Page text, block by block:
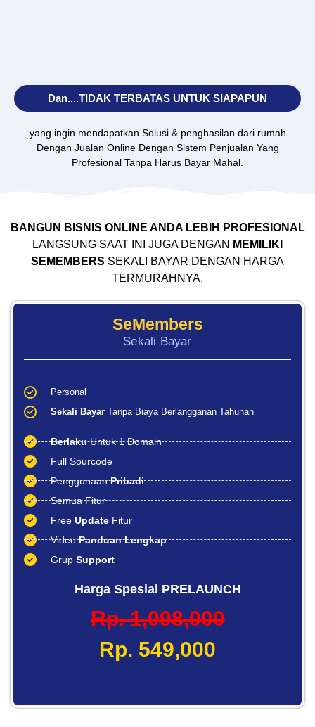
Dan....TIDAK TERBATAS UNTUK SIAPAPUN
yang ingin mendapatkan Solusi & penghasilan dari rumah
Dengan Jualan Online Dengan Sistem Penjualan Yang
Profesional Tanpa Harus Bayar Mahal.
BANGUN BISNIS ONLINE ANDA LEBIH PROFESIONAL
LANGSUNG SAAT INI JUGA DENGAN MEMILIKI
SEMEMBERS SEKALI BAYAR DENGAN HARGA
TERMURAHNYA.
SeMembers
Sekali Bayar
Personal
Sekali BayarTanpa Biaya Berlangganan Tahunan
BerlakuUntuk 1 Domain
Full Sourcode
PenggunaanPribadi
Semua Fitur
FreeUpdateFitur
VideoPanduan Lengkap
Grup Support
Harga Spesial PRELAUNCH
Rp. 1,098,000
Rp. 549,000